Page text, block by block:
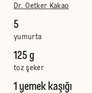
Dr. Oetker Kakao
5
yumurta
125 g
toz şeker
1 yemek kaşığı